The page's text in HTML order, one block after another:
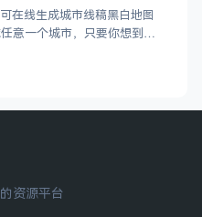
在线生成城市线稿黑白地图
意一个城市，只要你想到的
城市名称，自动生成该城市
资源平台